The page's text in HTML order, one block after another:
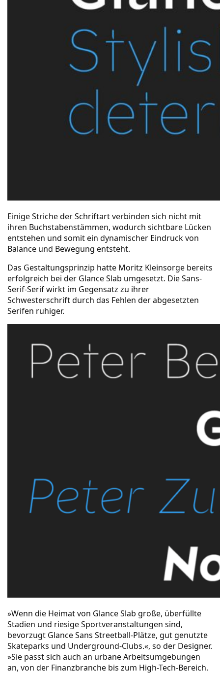
Einige Striche der Schriftart verbinden sich nicht mit
ihren Buchstabenstämmen, wodurch sichtbare Lücken
entstehen und somit ein dynamischer Eindruck von
Balance und Bewegung entsteht.
Das Gestaltungsprinzip hatte Moritz Kleinsorge bereits
erfolgreich bei der Glance Slab umgesetzt. Die Sans-
Serif-Serif wirkt im Gegensatz zu ihrer
Schwesterschrift durch das Fehlen der abgesetzten
Serifen ruhiger.
»Wenn die Heimat von Glance Slab große, überfüllte
Stadien und riesige Sportveranstaltungen sind,
bevorzugt Glance Sans Streetball-Plätze, gut genutzte
Skateparks und Underground-Clubs.«, so der Designer.
»Sie passt sich auch an urbane Arbeitsumgebungen
an, von der Finanzbranche bis zum High-Tech-Bereich.